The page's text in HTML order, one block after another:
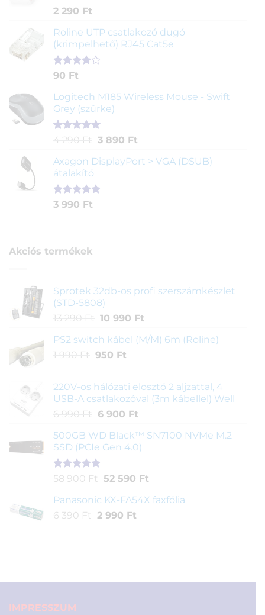
Értékelés
ből,
2
értékelés
alapján
2 290 Ft
Roline UTP csatlakozó dugó
(krimpelhető) RJ45 Cat5e
Értékelés
5-ből,
2
értékelés
alapján
90 Ft
Logitech M185 Wireless Mouse - Swift
Grey (szürke)
Értékelés
ből,
1
értékelés
alapján
4 290 Ft Original
was:
290 Ft.
3 890 FtCurrent
is:
Axagon DisplayPort > VGA (DSUB)
átalakító
Értékelés
1
3 990 Ft
Akciós termékek
Sprotek 32db-os profi szerszámkészlet
(STD-5808)
13 290 Ft
Original
was:
13
10 990 FtCurrent
is:
PS2 switch kábel (M/M) 6m (Roline)
1 990 Ft
Original
1
990 Ft.
950 FtCurrent
950 Ft.
220V-os hálózati elosztó 2 aljzattal, 4
USB-A csatlakozóval (3m kábellel) Well
6 990 Ft
Original
was:
6
990 Ft.
6 900 FtCurrent
is:
6
500GB WD Black™ SN7100 NVMe M.2
SSD (PCIe Gen 4.0)
Értékelés
ből,
1
értékelés
alapján
58 900 Ft
Original
was:
58
52 590 FtCurrent
is:
Panasonic KX-FA54X faxfólia
6 390 Ft
Original
2 990 FtCurrent
IMPRESSZUM